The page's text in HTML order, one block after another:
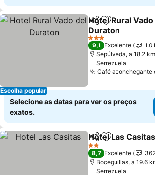
Escolha popular
PartilharAdicionar
Hotel Rural
Duraton
Ver preços
3 Estrelas
9,1 Excelente
Sepúlveda, a 18.2
Serrezuela
Café aconchegante
Selecione as datas para ver os preços
exatos.
PartilharAdicionar
Hotel Las Casitas
2 Estrelas
8,7 Excelente
Boceguillas, a 19.6
Serrezuela